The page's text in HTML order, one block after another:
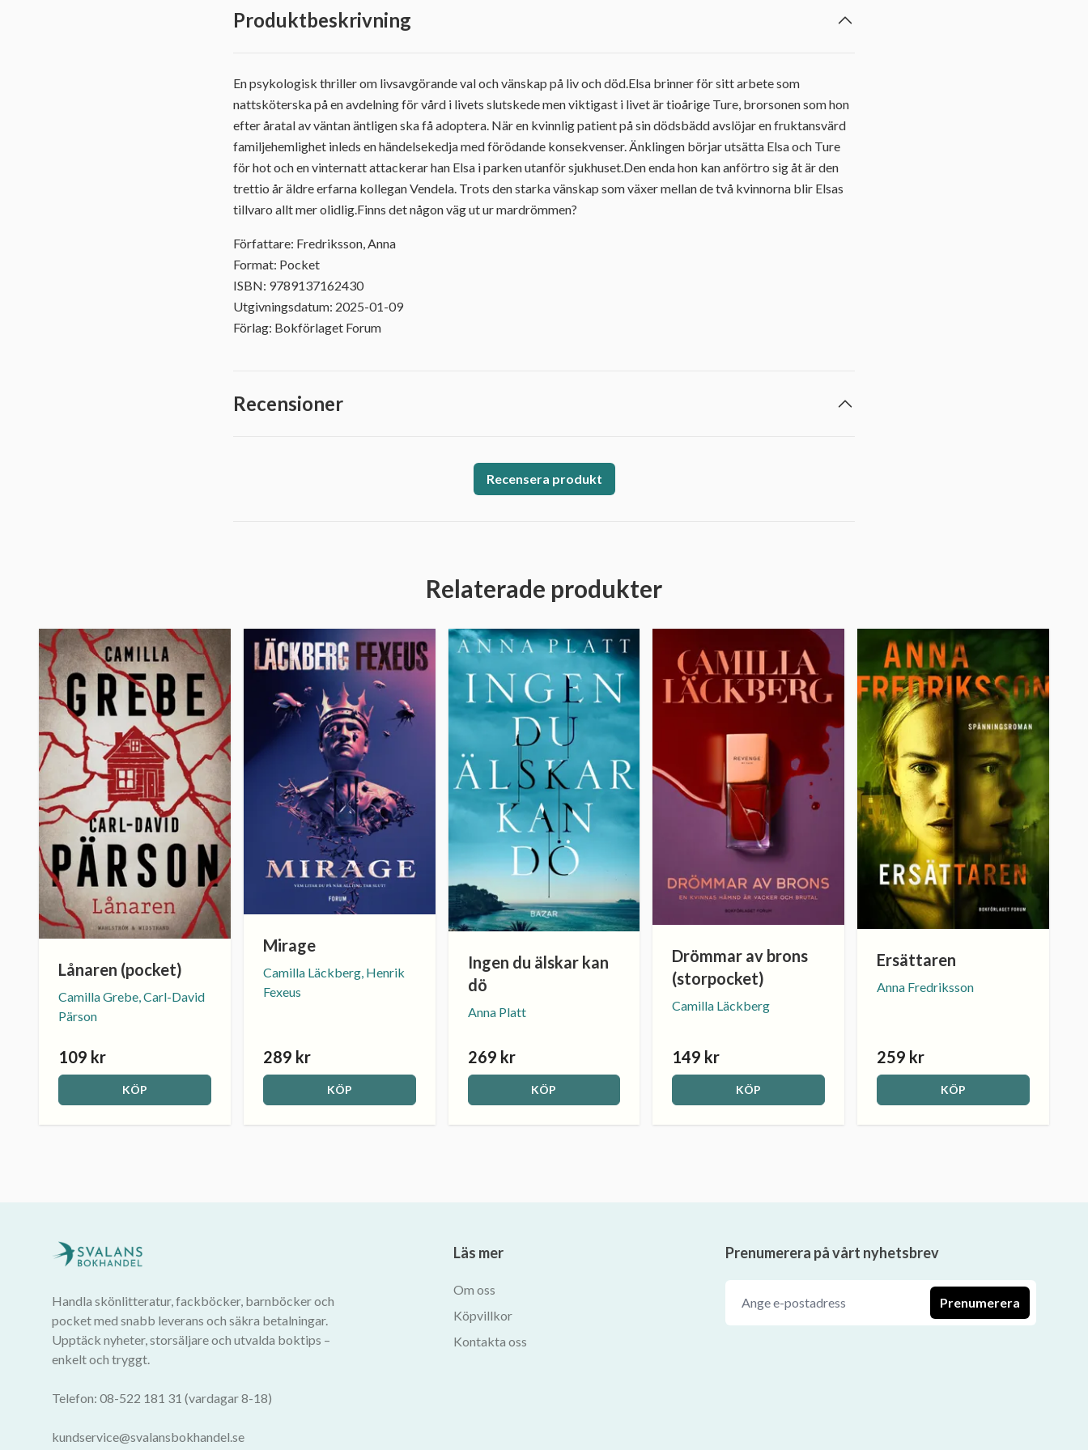
Produktbeskrivning
En psykologisk thriller om livsavgörande val och vänskap på liv och död.Elsa brinner för sitt arbete som
nattsköterska på en avdelning för vård i livets slutskede men viktigast i livet är tioårige Ture, brorsonen som hon
efter åratal av väntan äntligen ska få adoptera. När en kvinnlig patient på sin dödsbädd avslöjar en fruktansvärd
familjehemlighet inleds en händelsekedja med förödande konsekvenser. Änklingen börjar utsätta Elsa och Ture
för hot och en vinternatt attackerar han Elsa i parken utanför sjukhuset.Den enda hon kan anförtro sig åt är den
trettio år äldre erfarna kollegan Vendela. Trots den starka vänskap som växer mellan de två kvinnorna blir Elsas
tillvaro allt mer olidlig.Finns det någon väg ut ur mardrömmen?
Författare: Fredriksson, Anna
Format: Pocket
ISBN: 9789137162430
Utgivningsdatum: 2025-01-09
Förlag: Bokförlaget Forum
Recensioner
Recensera produkt
Relaterade produkter
Lånaren (pocket)
Camilla Grebe, Carl-David
Pärson
109 kr
KÖP
Mirage
Camilla Läckberg, Henrik
Fexeus
289 kr
KÖP
Ingen du älskar kan
dö
Anna Platt
269 kr
KÖP
Drömmar av brons
(storpocket)
Camilla Läckberg
149 kr
KÖP
Ersättaren
Anna Fredriksson
259 kr
KÖP
Handla skönlitteratur, fackböcker, barnböcker och
pocket med snabb leverans och säkra betalningar.
Upptäck nyheter, storsäljare och utvalda boktips –
enkelt och tryggt.
Telefon: 08-522 181 31 (vardagar 8-18)
kundservice@svalansbokhandel.se
Läs mer
Om oss
Köpvillkor
Kontakta oss
Prenumerera på vårt nyhetsbrev
Prenumerera